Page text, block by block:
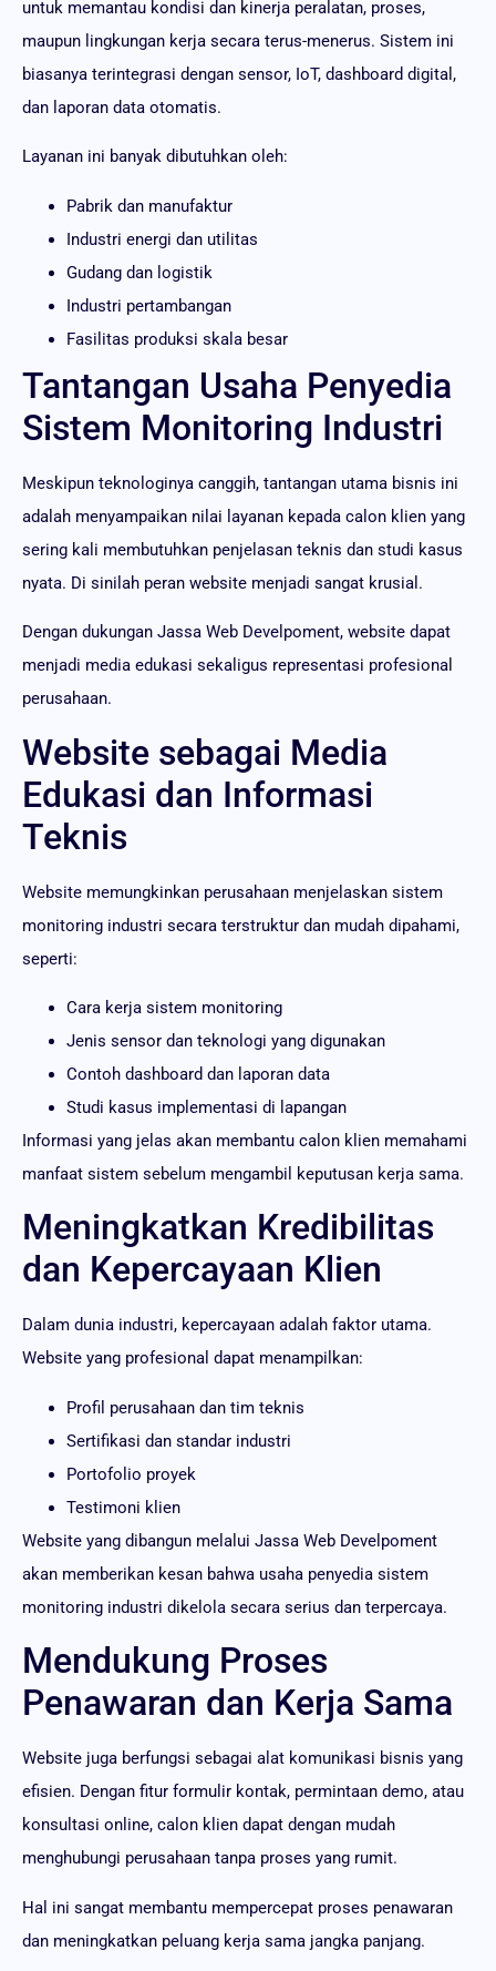
untuk memantau kondisi dan kinerja peralatan, proses,
maupun lingkungan kerja secara terus-menerus. Sistem ini
biasanya terintegrasi dengan sensor, IoT, dashboard digital,
dan laporan data otomatis.
Layanan ini banyak dibutuhkan oleh:
Pabrik dan manufaktur
Industri energi dan utilitas
Gudang dan logistik
Industri pertambangan
Fasilitas produksi skala besar
Tantangan Usaha Penyedia
Sistem Monitoring Industri
Meskipun teknologinya canggih, tantangan utama bisnis ini
adalah menyampaikan nilai layanan kepada calon klien yang
sering kali membutuhkan penjelasan teknis dan studi kasus
nyata. Di sinilah peran website menjadi sangat krusial.
Dengan dukungan Jassa Web Develpoment, website dapat
menjadi media edukasi sekaligus representasi profesional
perusahaan.
Website sebagai Media
Edukasi dan Informasi
Teknis
Website memungkinkan perusahaan menjelaskan sistem
monitoring industri secara terstruktur dan mudah dipahami,
seperti:
Cara kerja sistem monitoring
Jenis sensor dan teknologi yang digunakan
Contoh dashboard dan laporan data
Studi kasus implementasi di lapangan
Informasi yang jelas akan membantu calon klien memahami
manfaat sistem sebelum mengambil keputusan kerja sama.
Meningkatkan Kredibilitas
dan Kepercayaan Klien
Dalam dunia industri, kepercayaan adalah faktor utama.
Website yang profesional dapat menampilkan:
Profil perusahaan dan tim teknis
Sertifikasi dan standar industri
Portofolio proyek
Testimoni klien
Website yang dibangun melalui Jassa Web Develpoment
akan memberikan kesan bahwa usaha penyedia sistem
monitoring industri dikelola secara serius dan terpercaya.
Mendukung Proses
Penawaran dan Kerja Sama
Website juga berfungsi sebagai alat komunikasi bisnis yang
efisien. Dengan fitur formulir kontak, permintaan demo, atau
konsultasi online, calon klien dapat dengan mudah
menghubungi perusahaan tanpa proses yang rumit.
Hal ini sangat membantu mempercepat proses penawaran
dan meningkatkan peluang kerja sama jangka panjang.